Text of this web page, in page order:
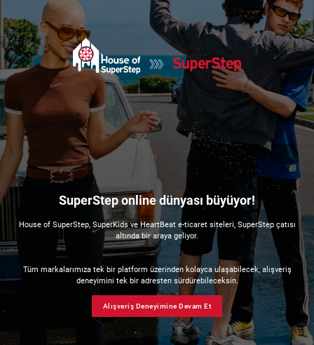
SuperStep online dünyası büyüyor!
House of SuperStep, SuperKids ve HeartBeat e-ticaret siteleri, SuperStep çatısı
altında bir araya geliyor.
Tüm markalarımıza tek bir platform üzerinden kolayca ulaşabilecek, alışveriş
deneyimini tek bir adresten sürdürebileceksin.
Alışveriş Deneyimine Devam Et